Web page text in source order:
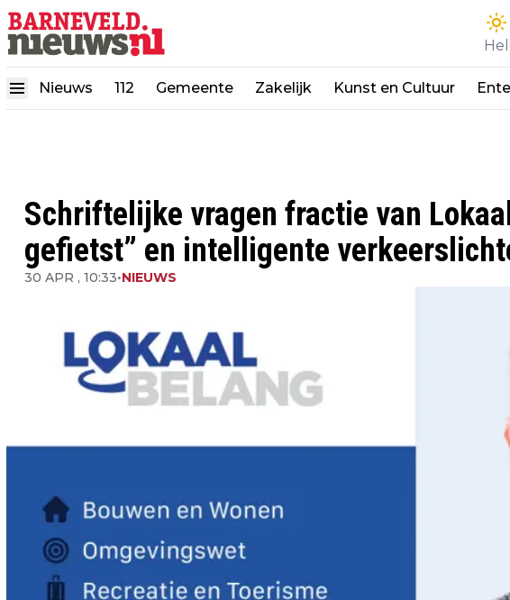
Nieuws 112 Gemeente Zakelijk Kunst en Cultuur
Schriftelijke vragen fractie van Lokaal
gefietst” en intelligente
30 APR , 10:33•NIEUWS